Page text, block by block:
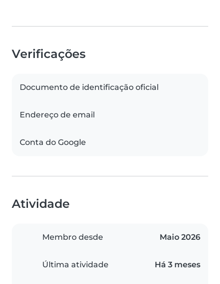
Verificações
Documento de identificação oficial
Endereço de email
Conta do Google
Atividade
Membro desde Maio 2026
Última atividade Há 3 meses